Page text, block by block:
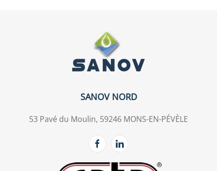
SANOV NORD
53 Pavé du Moulin, 59246 MONS-EN-PÉVÈLE